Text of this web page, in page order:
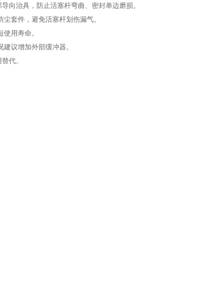
向治具，防止活塞杆弯曲、密封单边磨损。
套件，避免活塞杆划伤漏气。
用寿命。
议增加外部缓冲器。
代。